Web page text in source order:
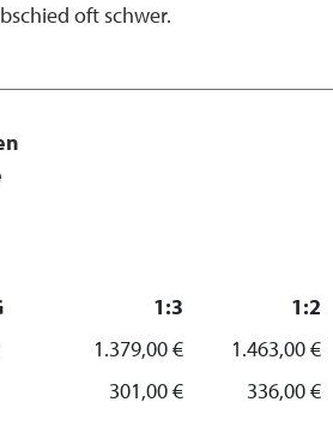
oft schwer.
1:3 1:2
1.379,00 € 1.463,00 €
301,00 € 336,00 €